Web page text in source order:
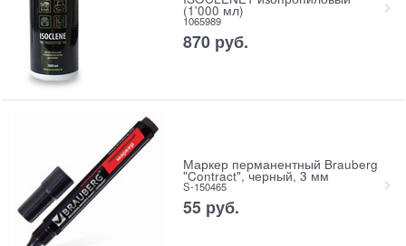
(1'000 мл)
1065989
870 руб.
Маркер перманентный Brauberg
"Contract", черный, 3 мм
S-150465
55 руб.